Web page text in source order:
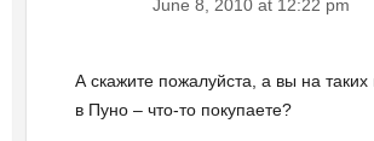
June 8, 2010 at 12:22 pm
А скажите пожалуйста, а вы на таких
в Пуно – что-то покупаете?